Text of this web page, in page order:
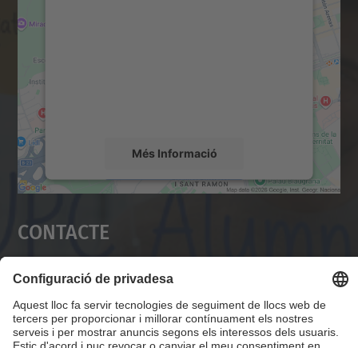
Més Informació
Accepta
Contacte
Servei Alumni UPC
Campus Diagonal Nord, Edifici VX (Vèrtex). Pl.
Eusebi Güell, 6 08034 Barcelona